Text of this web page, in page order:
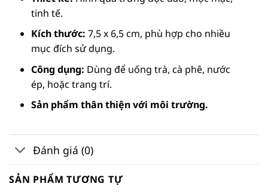
tinh tế.
Kích thước: 7,5 x 6,5 cm, phù hợp cho nhiều
mục đích sử dụng.
Công dụng: Dùng để uống trà, cà phê, nước
ép, hoặc trang trí.
Sản phẩm thân thiện với môi trường.
Đánh giá (0)
SẢN PHẨM TƯƠNG TỰ